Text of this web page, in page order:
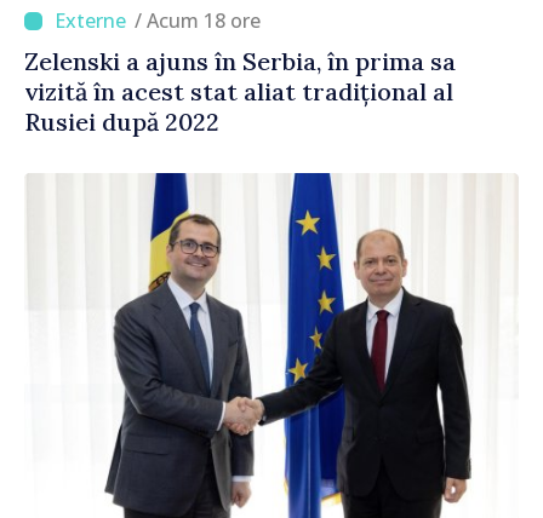
/ Acum 18 ore
Zelenski a ajuns în Serbia, în prima sa
vizită în acest stat aliat tradițional al
Rusiei după 2022